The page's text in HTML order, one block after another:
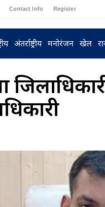
Contact Info Register
अंतर्राष्ट्रीय मनोरंजन खेल